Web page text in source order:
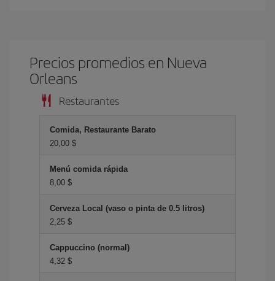
Precios promedios en Nueva
Orleans
Restaurantes
Comida, Restaurante Barato
20,00 $
Menú comida rápida
8,00 $
Cerveza Local (vaso o pinta de 0.5 litros)
2,25 $
Cappuccino (normal)
4,32 $